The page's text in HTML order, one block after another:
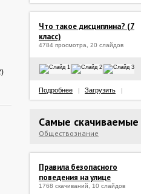
Что такое дисциплина? (7
класс)
4784 просмотра, 20 слайдов
Подробнее Загрузить
Самые скачиваемые
Обществознание
Правила безопасного
поведения на улице
1768 скачиваний, 10 слайдов